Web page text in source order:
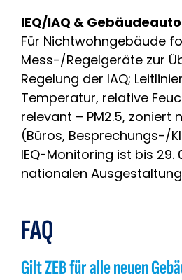
IEQ/IAQ &
Für Nichtwohngebäude
Mess-/Regelgeräte zur
Regelung der IAQ;
Temperatur, relative
relevant – PM2.5, zoniert
(Büros, Besprechungs-/
IEQ-Monitoring ist bis 29.
nationalen
FAQ
Gilt ZEB für alle neuen